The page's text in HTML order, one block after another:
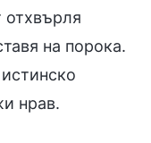
отхвърля
на порока.
нрав.